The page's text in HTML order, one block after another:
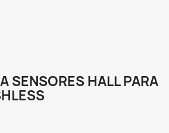
SENSORES HALL PARA